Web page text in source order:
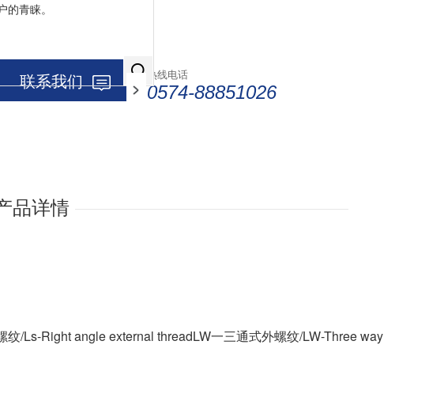
的青睐。
联系我们 热线电话
0574-88851026
品详情
/Ls-Right angle external threadLW一三通式外螺纹/LW-Three way